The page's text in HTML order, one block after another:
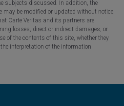
subjects discussed. In addition, the
be modified or updated without notice.
Carte Veritas and its partners are
losses, direct or indirect damages, or
of the contents of this site, whether they
interpretation of the information